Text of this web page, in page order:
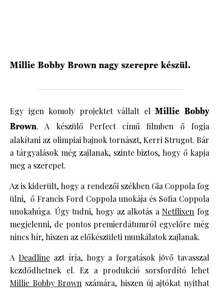
Millie Bobby Brown nagy szerepre készül.
Egy igen komoly projektet vállalt elMillie Bobby
Brown. A készülő Perfect című filmben ő fogja
alakítani az olimpiai bajnok tornászt, Kerri Strugot. Bár
a tárgyalások még zajlanak, szinte biztos, hogy ő kapja
meg a szerepet.
Az is kiderült, hogy a rendezői székben Gia Coppola fog
ülni, ő Francis Ford Coppola unokája és Sofia Coppola
unokahúga. Úgy tudni, hogy az alkotás a Netflixen fog
megjelenni, de pontos premierdátumról egyelőre még
nincs hír, hiszen az előkészületi munkálatok zajlanak.
A Deadlineazt írja, hogy a forgatások jövő tavasszal
kezdődhetnek el. Ez a produkció sorsfordító lehet
Millie Bobby Brown számára, hiszen új ajtókat nyithat